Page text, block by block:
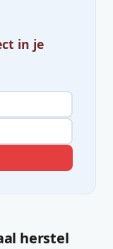
in je
herstel